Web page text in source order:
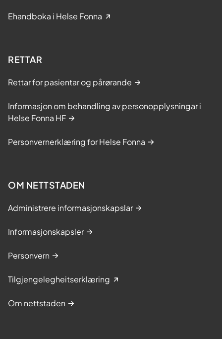
Ehandboka i Helse Fonna
RETTAR
Rettar for pasientar og pårørande
Informasjon om behandling av personopplysningar i
Helse Fonna HF
Personvernerklæring for Helse Fonna
OM NETTSTADEN
Administrere informasjonskapslar
Informasjonskapsler
Personvern
Tilgjengelegheitserklæring
Om nettstaden